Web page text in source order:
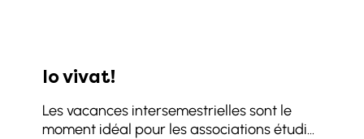
Les vacances intersemestrielles sont le
moment idéal pour les associations étudi...
Io vivat!